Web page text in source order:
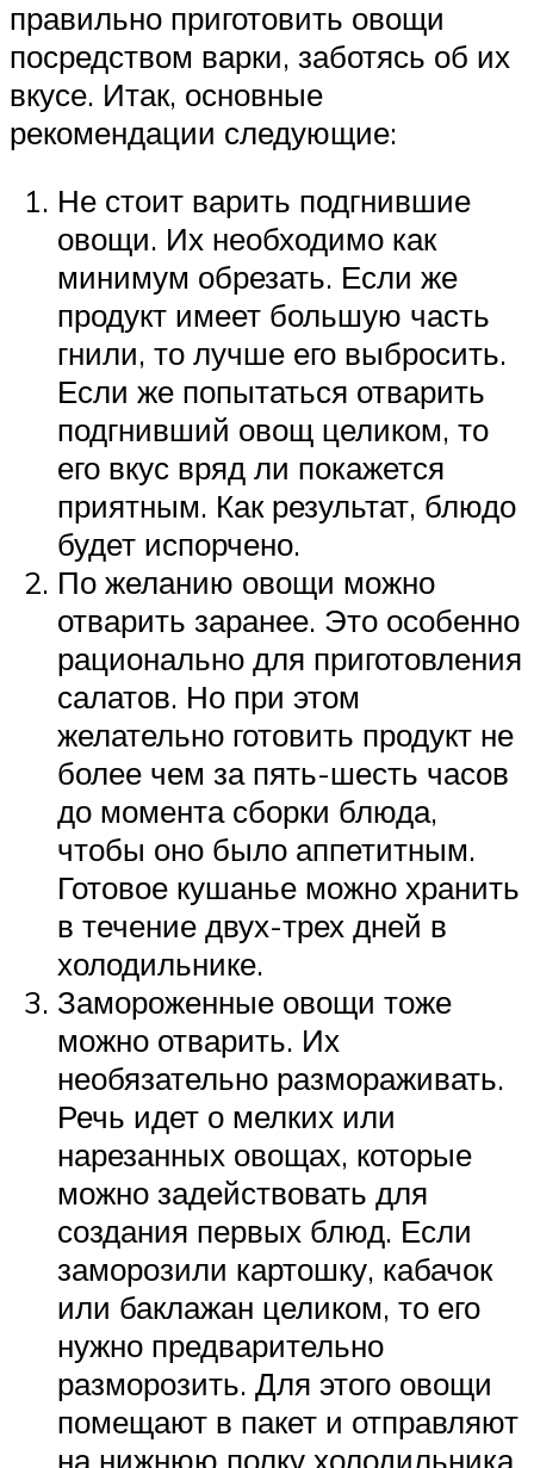
правильно приготовить овощи
посредством варки, заботясь об их
вкусе. Итак, основные
рекомендации следующие:
Не стоит варить подгнившие
овощи. Их необходимо как
минимум обрезать. Если же
продукт имеет большую часть
гнили, то лучше его выбросить.
Если же попытаться отварить
подгнивший овощ целиком, то
его вкус вряд ли покажется
приятным. Как результат, блюдо
будет испорчено.
По желанию овощи можно
отварить заранее. Это особенно
рационально для приготовления
салатов. Но при этом
желательно готовить продукт не
более чем за пять-шесть часов
до момента сборки блюда,
чтобы оно было аппетитным.
Готовое кушанье можно хранить
в течение двух-трех дней в
холодильнике.
Замороженные овощи тоже
можно отварить. Их
необязательно размораживать.
Речь идет о мелких или
нарезанных овощах, которые
можно задействовать для
создания первых блюд. Если
заморозили картошку, кабачок
или баклажан целиком, то его
нужно предварительно
разморозить. Для этого овощи
помещают в пакет и отправляют
на нижнюю полку холодильника